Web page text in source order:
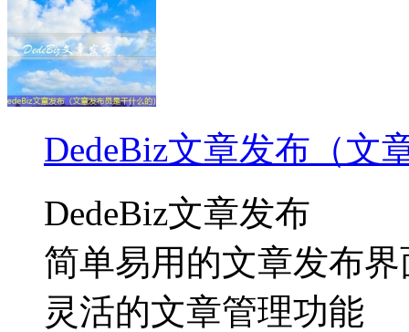
DedeBiz文章发布（文
DedeBiz文章发布
简单易用的文章发布界
灵活的文章管理功能